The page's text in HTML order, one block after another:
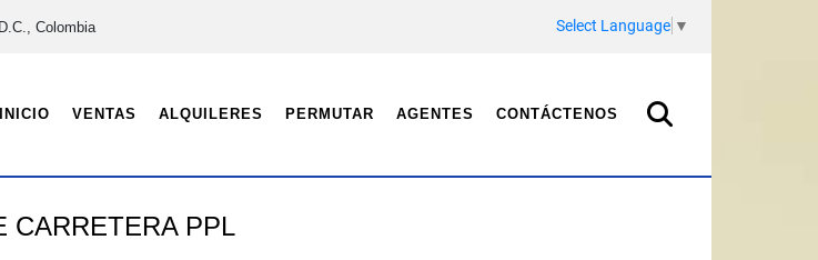
Colombia Select Language ▼
INICIO VENTAS ALQUILERES PERMUTAR AGENTES CONTÁCTENOS
CARRETERA PPL